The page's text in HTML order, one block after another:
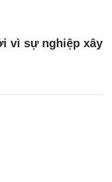
vì sự nghiệp xây